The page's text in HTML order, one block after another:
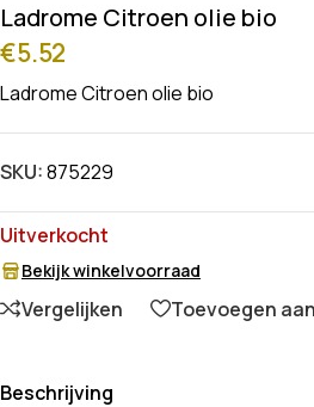
Ladrome Citroen olie bio
€5.52
Ladrome Citroen olie bio
SKU:875229
Uitverkocht
Bekijk winkelvoorraad
Vergelijken Toevoegen
Beschrijving